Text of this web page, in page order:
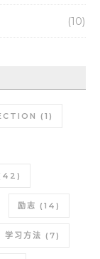
(10)
(1)
励志 (14)
学习方法 (7)